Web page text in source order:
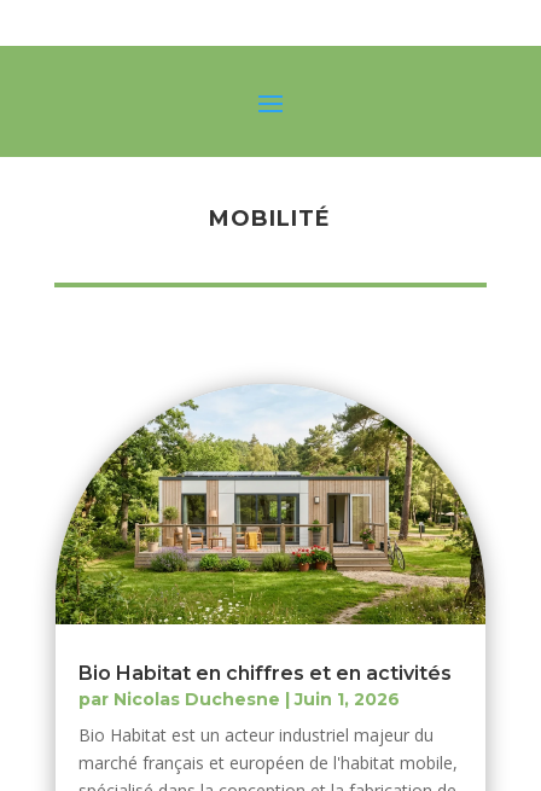
MOBILITÉ
Bio Habitat en chiffres et en activités
par Nicolas Duchesne |Juin 1, 2026
Bio Habitat est un acteur industriel majeur du
marché français et européen de l'habitat mobile,